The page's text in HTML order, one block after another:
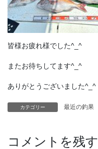
皆様お疲れ様でした^_^
またお待ちしてます^_^
ありがとうございました^_^
カテゴリー 最近の釣果
コメントを残す